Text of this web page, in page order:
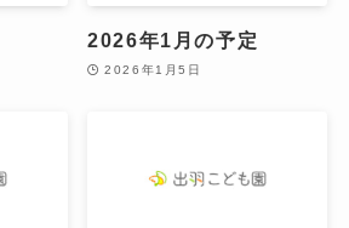
2026年1月の予定
2026年1月5日